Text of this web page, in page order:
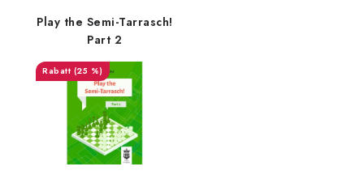
Play the Semi-Tarrasch!
Part 2
(25 %)